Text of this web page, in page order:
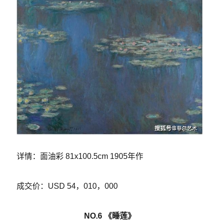
详情：面油彩 81x100.5cm 1905年作
成交价：USD 54，010，000
NO.6 《睡莲》